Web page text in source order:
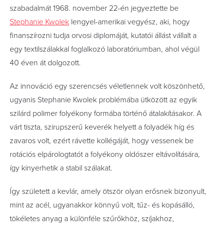
szabadalmát 1968. november 22-én jegyeztette be
Stephanie Kwolek lengyel-amerikai vegyész, aki, hogy
finanszírozni tudja orvosi diplomáját, kutatói állást vállalt a
egy textilszálakkal foglalkozó laboratóriumban, ahol végül
40 éven át dolgozott.
Az innováció egy szerencsés véletlennek volt köszönhető,
ugyanis Stephanie Kwolek problémába ütközött az egyik
szilárd polimer folyékony formába történő átalakításakor. A
várt tiszta, szirupszerű keverék helyett a folyadék híg és
zavaros volt, ezért rávette kollégáját, hogy vessenek be
rotációs elpárologtatót a folyékony oldószer eltávolítására,
így kinyerhetik a stabil szálakat.
Így született a kevlár, amely ötször olyan erősnek bizonyult,
mint az acél, ugyanakkor könnyű volt, tűz- és kopásálló,
tökéletes anyag a különféle szűrőkhöz, szíjakhoz,